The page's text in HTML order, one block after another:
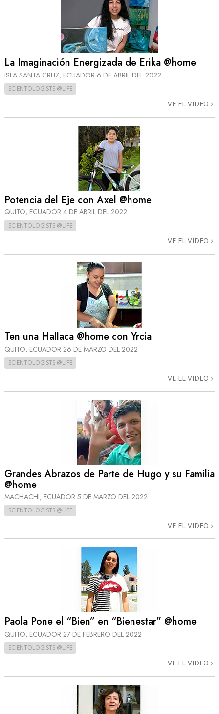
La Imaginación Energizada de Erika @home
ISLA SANTA CRUZ, ECUADOR 6 DE ABRIL DEL 2022
SCIENTOLOGISTS @LIFE
VE EL VIDEO
Potencia del Eje con Axel @home
QUITO, ECUADOR 4 DE ABRIL DEL 2022
SCIENTOLOGISTS @LIFE
VE EL VIDEO
Ten una Hallaca @home con Yrcia
QUITO, ECUADOR 26 DE MARZO DEL 2022
SCIENTOLOGISTS @LIFE
VE EL VIDEO
Grandes Abrazos de Parte de Hugo y su Familia
@home
MACHACHI, ECUADOR 5 DE MARZO DEL 2022
SCIENTOLOGISTS @LIFE
VE EL VIDEO
Paola Pone el “Bien” en “Bienestar” @home
QUITO, ECUADOR 27 DE FEBRERO DEL 2022
SCIENTOLOGISTS @LIFE
VE EL VIDEO